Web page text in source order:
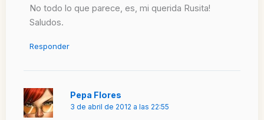
No todo lo que parece, es, mi querida Rusita!
Saludos.
Responder
Pepa Flores
3 de abril de 2012 a las 22:55